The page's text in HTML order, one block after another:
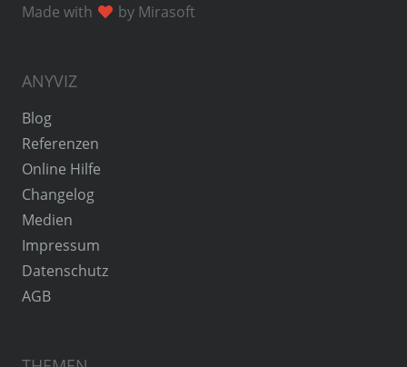
Made with
by Mirasoft
ANYVIZ
Blog
Referenzen
Online Hilfe
Changelog
Medien
Impressum
Datenschutz
AGB